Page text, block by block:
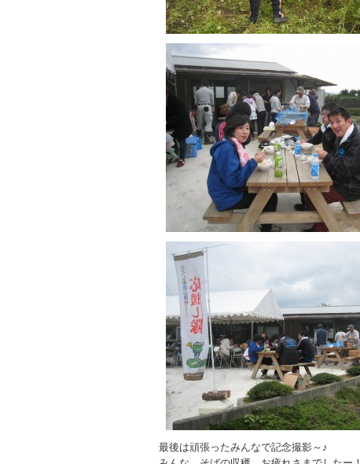
最後は頑張ったみんなで記念撮影～♪